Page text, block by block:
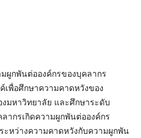
ผูกพันต่อองค์กรของบุคลากร
พื่อศึกษาความคาดหวังของ
มหาวิทยาลัย และศึกษาระดับ
ากรเกิดความผูกพันต่อองค์กร
หว่างความคาดหวังกับความผูกพัน